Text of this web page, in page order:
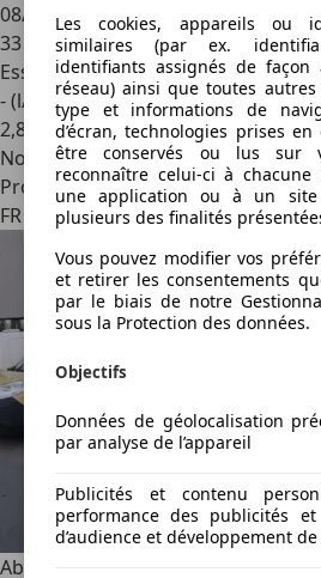
08/2020
33 000 km
Essence
- (l/100 km)
2,8
Nouveau
Professionnel
FR 78240
Abarth 595 Turismo
Les cookies, appareils ou
similaires (par ex.
identifiants assignés de façon
réseau) ainsi que toutes
type et informations de
d’écran, technologies prises
être conservés ou lus sur
reconnaître celui-ci à chacune
une application ou à un
plusieurs des finalités
Vous pouvez modifier vos
et retirer les consentements
par le biais de notre
sous la Protection des données.
Objectifs
Données de géolocalisation
par analyse de l’appareil
Publicités et contenu
performance des publicités
d’audience et développement